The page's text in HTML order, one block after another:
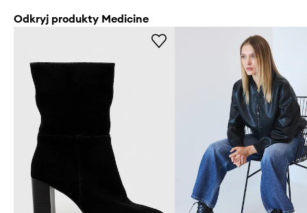
Odkryj produkty Medicine